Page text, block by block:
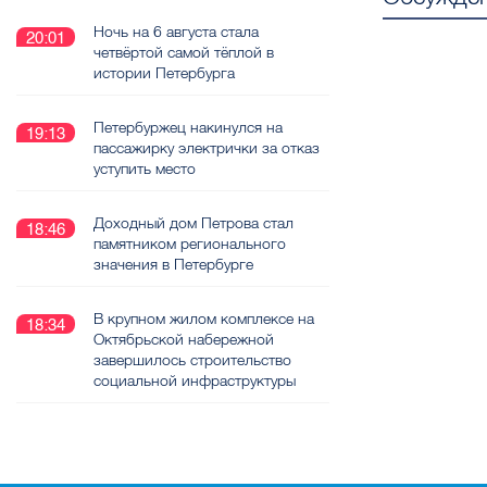
20:01
Ночь на 6 августа стала
четвёртой самой тёплой в
истории Петербурга
19:13
Петербуржец накинулся на
пассажирку электрички за отказ
уступить место
18:46
Доходный дом Петрова стал
памятником регионального
значения в Петербурге
18:34
В крупном жилом комплексе на
Октябрьской набережной
завершилось строительство
социальной инфраструктуры